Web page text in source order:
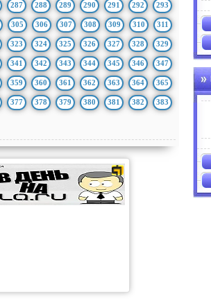
287 288 289 290 291 292 293
305 306 307 308 309 310 311
323 324 325 326 327 328 329
341 342 343 344 345 346 347
359 360 361 362 363 364 365
377 378 379 380 381 382 383